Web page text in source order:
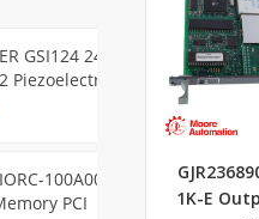
1K-E
GSI124 244-
Piezoelectric
100A00
PCI